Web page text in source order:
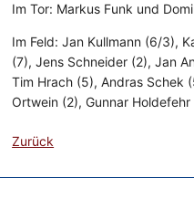
Im Tor: Markus Funk und
Im Feld: Jan Kullmann (6/3),
(7), Jens Schneider (2), Jan
Tim Hrach (5), Andras Schek
Ortwein (2), Gunnar
Zurück